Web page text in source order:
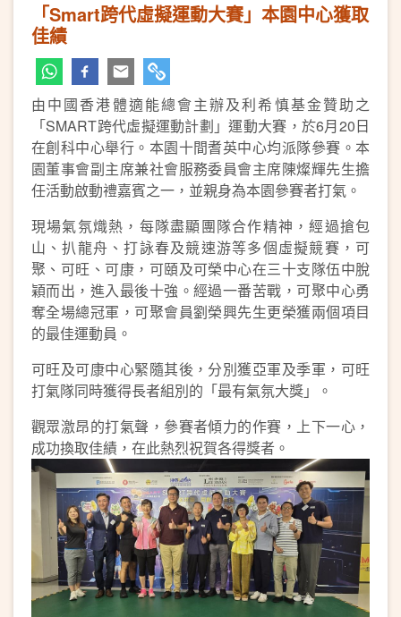
「Smart跨代虛擬運動大賽」本園中心獲取
佳績
由中國香港體適能總會主辦及利希慎基金贊助之
「SMART跨代虛擬運動計劃」運動大賽，於6月20日
在創科中心舉行。本園十間耆英中心均派隊參賽。本
園董事會副主席兼社會服務委員會主席陳燦輝先生擔
任活動啟動禮嘉賓之一，並親身為本園參賽者打氣。
現場氣氛熾熱，每隊盡顯團隊合作精神，經過搶包
山、扒龍舟、打詠春及競速游等多個虛擬競賽，可
聚、可旺、可康，可頤及可榮中心在三十支隊伍中脫
穎而出，進入最後十強。經過一番苦戰，可聚中心勇
奪全場總冠軍，可聚會員劉榮興先生更榮獲兩個項目
的最佳運動員。
可旺及可康中心緊隨其後，分別獲亞軍及季軍，可旺
打氣隊同時獲得長者組別的「最有氣氛大獎」。
觀眾激昂的打氣聲，參賽者傾力的作賽，上下一心，
成功換取佳績，在此熱烈祝賀各得獎者。